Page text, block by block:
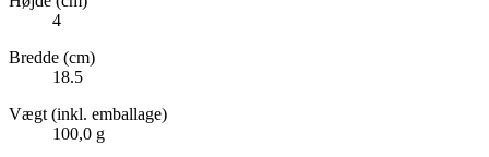
4
Bredde (cm)
18.5
Vægt (inkl. emballage)
100,0 g